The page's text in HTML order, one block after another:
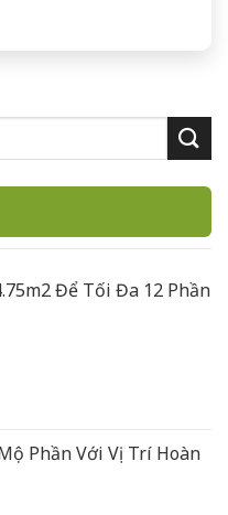
Để Tối Đa 12 Phần
Phần Với Vị Trí Hoàn